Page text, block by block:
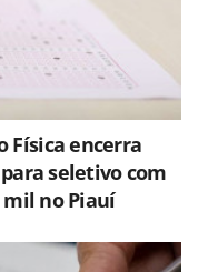
Física encerra
seletivo com
mil no Piauí